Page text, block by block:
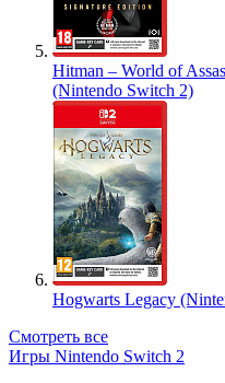
Hitman – World of
(Nintendo Switch 2)
Hogwarts Legacy
Смотреть все
Игры Nintendo Switch 2